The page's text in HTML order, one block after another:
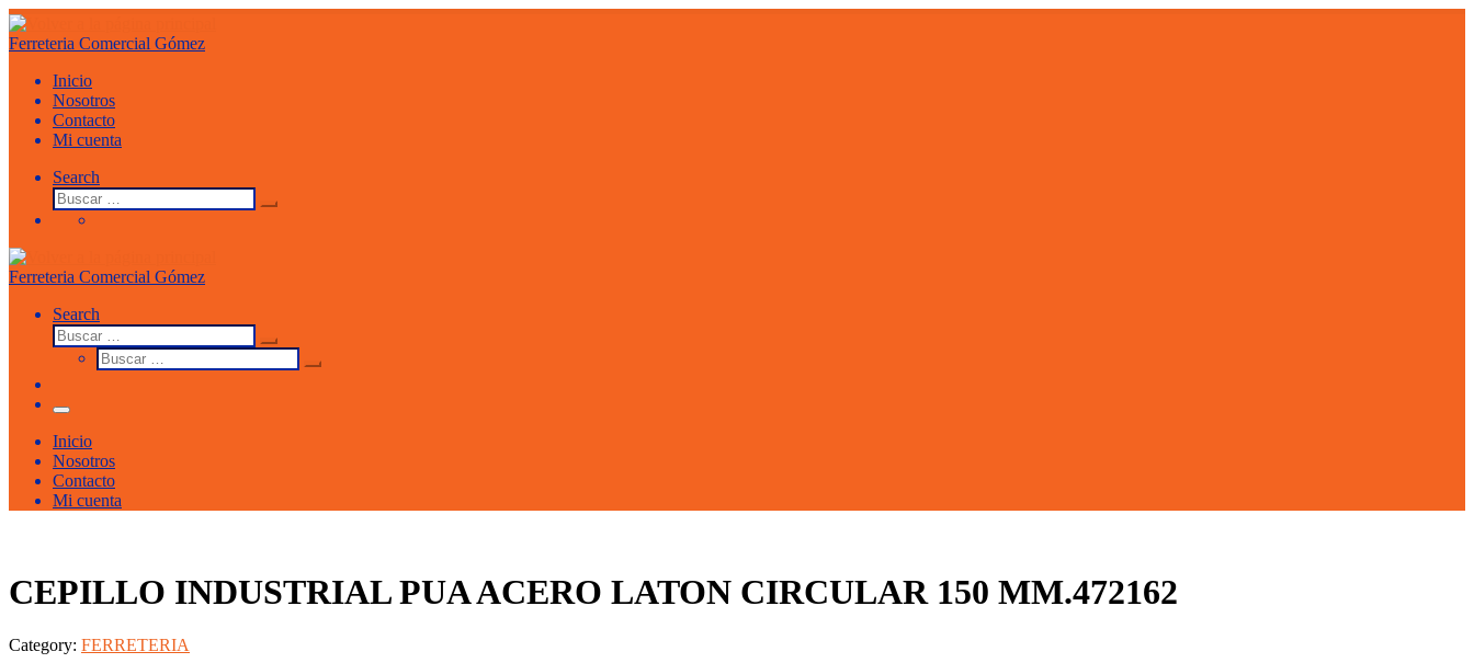
Saltar
al
contenido
Ferreteria Comercial Gómez
Inicio
Nosotros
Contacto
Mi cuenta
Search
Buscar
Buscar
Ferreteria Comercial Gómez
Search
Buscar
Buscar
…
Buscar
Buscar
Menu
Inicio
Nosotros
Contacto
Mi cuenta
CEPILLO INDUSTRIAL PUA ACERO LATON CIRCULAR 150 MM.472162
Category: FERRETERIA